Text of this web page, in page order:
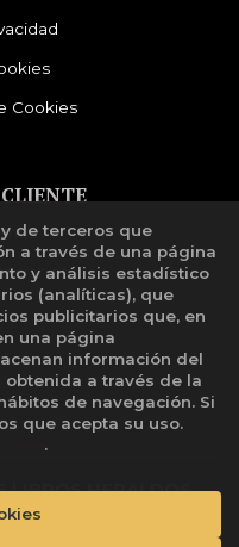
Cookies
LIBROS HERALDOS
Reservados |
de terceros que
a través de una página
y análisis estadístico
(analíticas), que
publicitarios que, en
una página
información del
a través de la
de navegación. Si
que acepta su uso.
.